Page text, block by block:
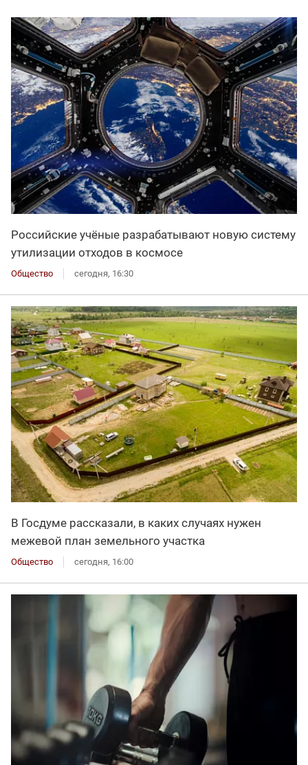
Российские учёные разрабатывают новую систему
утилизации отходов в космосе
Общество сегодня, 16:30
В Госдуме рассказали, в каких случаях нужен
межевой план земельного участка
Общество сегодня, 16:00